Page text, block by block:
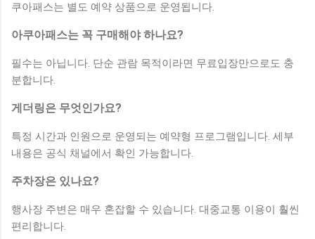
쿠아패스는 별도 예약 상품으로 운영됩니다.
아쿠아패스는 꼭 구매해야 하나요?
필수는 아닙니다. 단순 관람 목적이라면 무료입장만으로도 충
분합니다.
게더링은 무엇인가요?
특정 시간과 인원으로 운영되는 예약형 프로그램입니다. 세부
내용은 공식 채널에서 확인 가능합니다.
주차장은 있나요?
행사장 주변은 매우 혼잡할 수 있습니다. 대중교통 이용이 훨씬
편리합니다.